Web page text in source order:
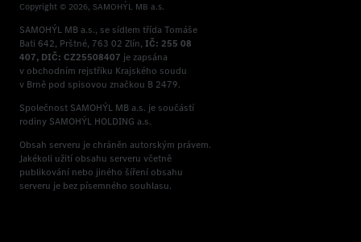
Copyright © 2026, SAMOHÝL MB a.s.
SAMOHÝL MB a.s., se sídlem třída Tomáše
Bati 642, Prštné, 763 02 Zlín, IČ: 255 08
407, DIČ: CZ25508407 je zapsána
v obchodním rejstříku Krajského soudu
v Brně pod spisovou značkou B 2479.
Společnost SAMOHÝL MB a.s. je součástí
rodiny SAMOHÝL HOLDING a.s.
Obsah serveru je chráněn autorským právem.
Jakékoli užití obsahu serveru včetně
publikování nebo jiného šíření obsahu
serveru je bez písemného souhlasu.